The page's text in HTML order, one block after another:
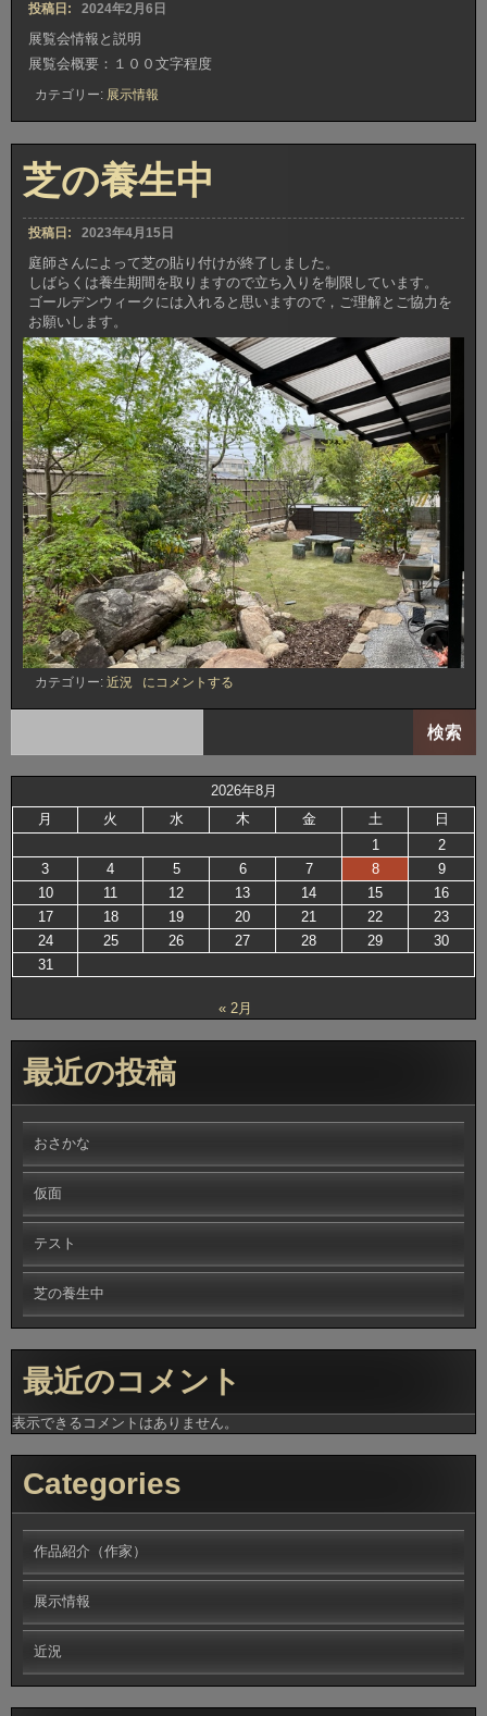
投稿日: 2024年2月6日
展覧会情報と説明
展覧会概要：１００文字程度
カテゴリー: 展示情報
芝の養生中
投稿日: 2023年4月15日
庭師さんによって芝の貼り付けが終了しました。
しばらくは養生期間を取りますので立ち入りを制限しています。
ゴールデンウィークには入れると思いますので，ご理解とご協力を
お願いします。
カテゴリー: 近況
芝
中
にコメントする
検索
2026年8月
月
火 水 木 金 土
日
1
2
3
4 5 6 7 8
9
10
11 12 13 14 15
16
17
18 19 20 21 22
23
24
25 26 27 28 29
30
31
« 2月
最近の投稿
おさかな
仮面
テスト
芝の養生中
最近のコメント
表示できるコメントはありません。
Categories
作品紹介（作家）
展示情報
近況